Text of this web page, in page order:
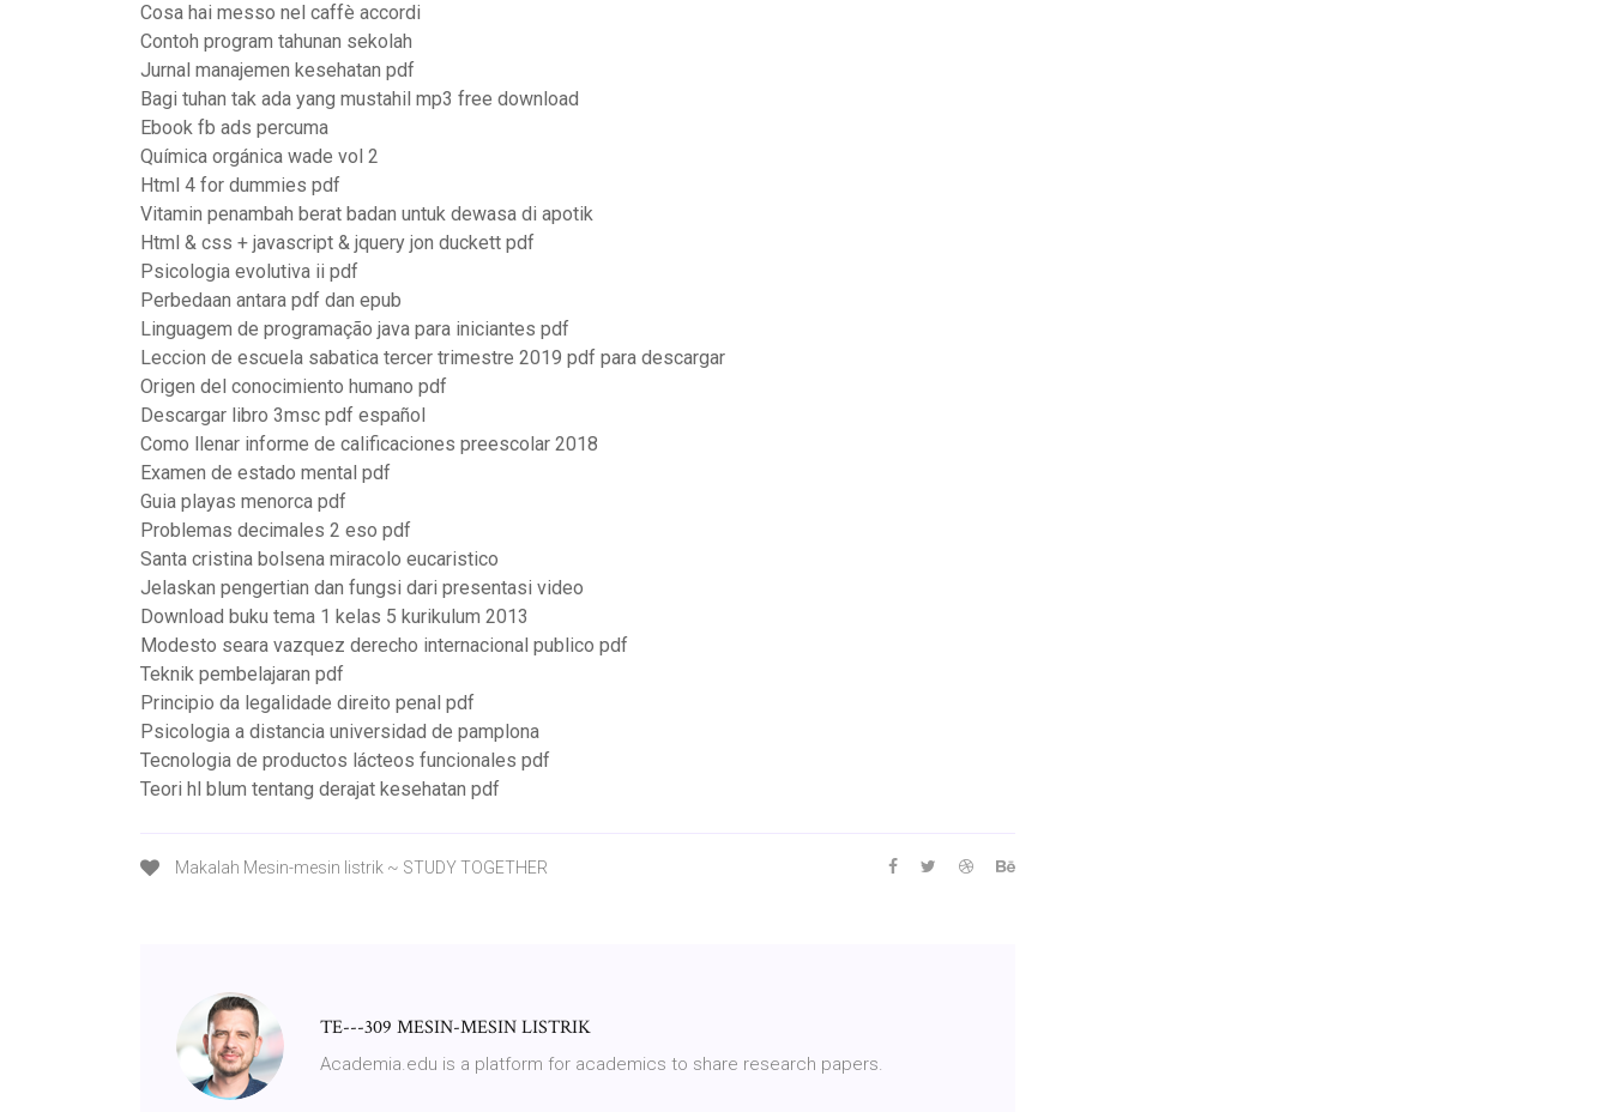
Cosa hai messo nel caffè accordi
Contoh program tahunan sekolah
Jurnal manajemen kesehatan pdf
Bagi tuhan tak ada yang mustahil mp3 free download
Ebook fb ads percuma
Química orgánica wade vol 2
Html 4 for dummies pdf
Vitamin penambah berat badan untuk dewasa di apotik
Html & css + javascript & jquery jon duckett pdf
Psicologia evolutiva ii pdf
Perbedaan antara pdf dan epub
Linguagem de programação java para iniciantes pdf
Leccion de escuela sabatica tercer trimestre 2019 pdf para descargar
Origen del conocimiento humano pdf
Descargar libro 3msc pdf español
Como llenar informe de calificaciones preescolar 2018
Examen de estado mental pdf
Guia playas menorca pdf
Problemas decimales 2 eso pdf
Santa cristina bolsena miracolo eucaristico
Jelaskan pengertian dan fungsi dari presentasi video
Download buku tema 1 kelas 5 kurikulum 2013
Modesto seara vazquez derecho internacional publico pdf
Teknik pembelajaran pdf
Principio da legalidade direito penal pdf
Psicologia a distancia universidad de pamplona
Tecnologia de productos lácteos funcionales pdf
Teori hl blum tentang derajat kesehatan pdf
Makalah Mesin-mesin listrik ~ STUDY TOGETHER
TE---309 MESIN-MESIN LISTRIK
Academia.edu is a platform for academics to share research papers.